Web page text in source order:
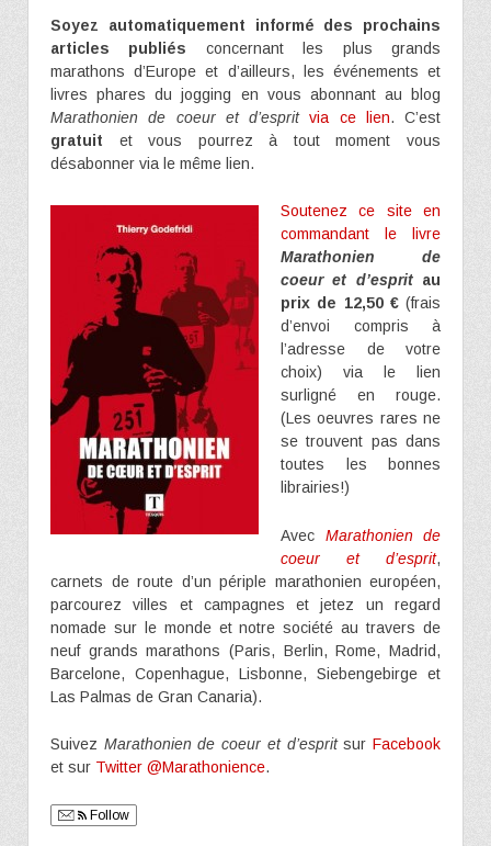
Soyez automatiquement informé des prochains
articles publiés concernant les plus grands
marathons d’Europe et d’ailleurs, les événements et
livres phares du jogging en vous abonnant au blog
Marathonien de coeur et d’esprit via ce lien. C’est
gratuit et vous pourrez à tout moment vous
désabonner via le même lien.
Soutenez ce site en
commandant le livre
Marathonien de
coeur et d’espritau
prix de 12,50 €(frais
d’envoi compris à
l’adresse de votre
choix) via le lien
surligné en rouge.
(Les oeuvres rares ne
se trouvent pas dans
toutes les bonnes
librairies!)
Avec Marathonien de
coeur et d’esprit,
carnets de route d’un périple marathonien européen,
parcourez villes et campagnes et jetez un regard
nomade sur le monde et notre société au travers de
neuf grands marathons (Paris, Berlin, Rome, Madrid,
Barcelone, Copenhague, Lisbonne, Siebengebirge et
Las Palmas de Gran Canaria).
Suivez Marathonien de coeur et d’espritsurFacebook
et sur Twitter @Marathonience.
Follow